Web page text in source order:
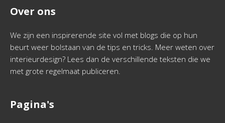
Over ons
We zijn een inspirerende site vol met blogs die op hun
beurt weer bolstaan van de tips en tricks. Meer weten over
interieurdesign? Lees dan de verschillende teksten die we
met grote regelmaat publiceren.
Pagina's